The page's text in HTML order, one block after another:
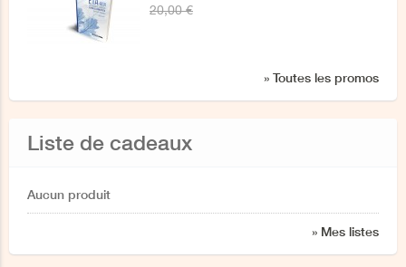
20,00 €
» Toutes les promos
Liste de cadeaux
Aucun produit
» Mes listes